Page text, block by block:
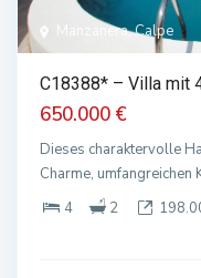
Manzanera, Calpe
C18388* – Villa mit
650.000 €
Dieses charaktervolle
Charme, umfangreichen
4
2